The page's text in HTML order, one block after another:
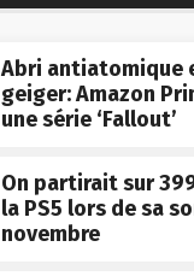
Abri antiatomique
geiger: Amazon
une série ‘Fallout’
On partirait sur
la PS5 lors de sa
novembre